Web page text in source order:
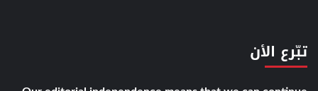
تبّرع الأن